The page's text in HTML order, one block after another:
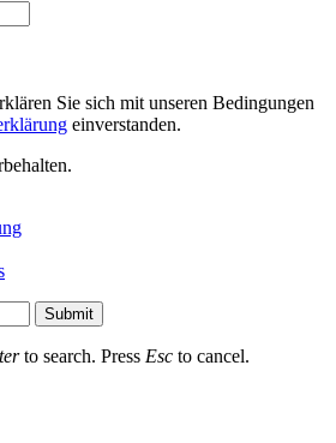
Sie sich mit unseren Bedingungen
einverstanden.
Submit
to search. Press Esc to cancel.